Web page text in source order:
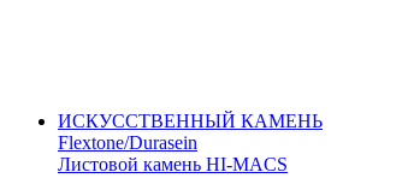
ИСКУССТВЕННЫЙ КАМЕНЬ
Flextone/Durasein
Листовой камень HI-MACS